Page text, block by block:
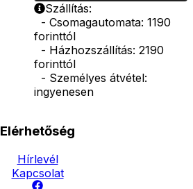
Szállítás:
- Csomagautomata: 1190
forinttól
- Házhozszállítás: 2190
forinttól
- Személyes átvétel:
ingyenesen
Elérhetőség
Hírlevél
Kapcsolat